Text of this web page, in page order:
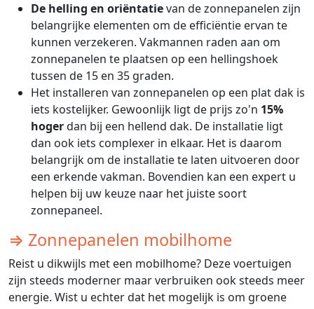
De helling en oriëntatievan de zonnepanelen zijn
belangrijke elementen om de efficiëntie ervan te
kunnen verzekeren. Vakmannen raden aan om
zonnepanelen te plaatsen op een hellingshoek
tussen de 15 en 35 graden.
Het installeren van zonnepanelen op een plat dak is
iets kostelijker. Gewoonlijk ligt de prijs zo'n 15%
hogerdan bij een hellend dak. De installatie ligt
dan ook iets complexer in elkaar. Het is daarom
belangrijk om de installatie te laten uitvoeren door
een erkende vakman. Bovendien kan een expert u
helpen bij uw keuze naar het juiste soort
zonnepaneel.
⇒ Zonnepanelen mobilhome
Reist u dikwijls met een mobilhome? Deze voertuigen
zijn steeds moderner maar verbruiken ook steeds meer
energie. Wist u echter dat het mogelijk is om groene